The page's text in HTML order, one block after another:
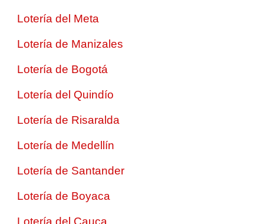
Lotería del Meta
Lotería de Manizales
Lotería de Bogotá
Lotería del Quindío
Lotería de Risaralda
Lotería de Medellín
Lotería de Santander
Lotería de Boyaca
Lotería del Cauca